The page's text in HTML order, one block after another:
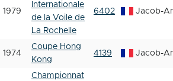
1979
Internationale
de la Voile de
La Rochelle
6402 Jacob-
1974
Coupe Hong
Kong
4139 Jacob-
Championnat